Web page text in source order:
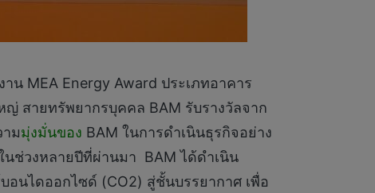
MEA Energy Award ประเภทอาคาร
ญ่ สายทรัพยากรบุคคล BAM รับรางวัลจาก
มมุ่งมั่นของ BAM ในการดำเนินธุรกิจอย่าง
ช่วงหลายปีที่ผ่านมา BAM ได้ดำเนิน
นไดออกไซด์ (CO2) สู่ชั้นบรรยากาศ เพื่อ